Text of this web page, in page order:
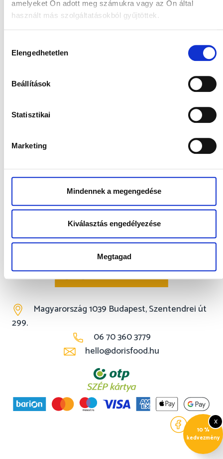
amelyeket Ön adott meg számukra vagy az Ön által
használt más szolgáltatásokból gyűjtöttek.
kiválasztása
Elengedhetetlen
Beállítások
Statisztikai
Marketing
Mindennek a megengedése
Kiválasztás engedélyezése
Megtagad
x
10 %
kedvezmény
Leírás
650 kcal, 20g zsír, 10g fehérje, 75g ch
Magyarország 1039 Budapest, Szentendrei út
299.
06 70 360 3779
hello@dorisfood.hu